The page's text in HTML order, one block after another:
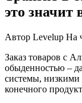
это значит
Автор Levelup На
Заказ товаров с
обыденностью –
системы, низкими
конечного